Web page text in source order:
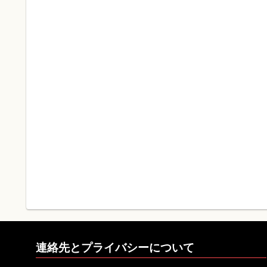
連絡先とプライバシーについて